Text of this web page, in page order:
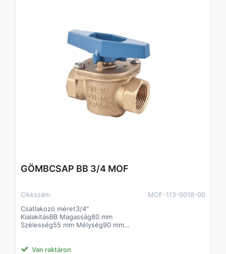
GÖMBCSAP BB 3/4 MOF
Cikkszám
MOF-113-0018-00
Csatlakozó méret3/4"
KialakításBB Magasság80 mm
Szélesség55 mm Mélység90 mm
Van raktáron